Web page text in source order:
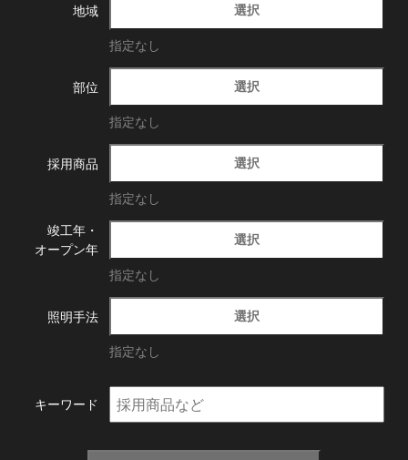
地域 選択
指定なし
部位 選択
指定なし
採用商品 選択
指定なし
竣工年・
オープン年
選択
指定なし
照明手法 選択
指定なし
キーワード